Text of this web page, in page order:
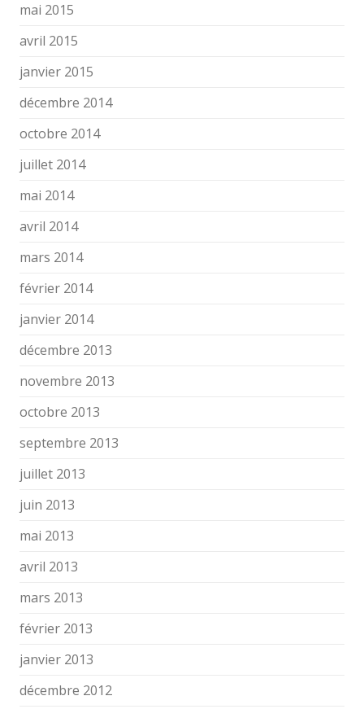
mai 2015
avril 2015
janvier 2015
décembre 2014
octobre 2014
juillet 2014
mai 2014
avril 2014
mars 2014
février 2014
janvier 2014
décembre 2013
novembre 2013
octobre 2013
septembre 2013
juillet 2013
juin 2013
mai 2013
avril 2013
mars 2013
février 2013
janvier 2013
décembre 2012